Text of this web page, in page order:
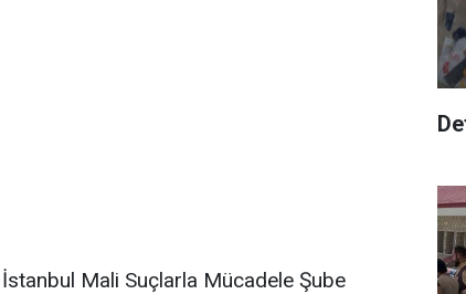
Mali Suçlarla Mücadele Şube